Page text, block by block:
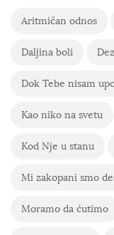
Aritmičan odnos
Daljina boli
Dok Tebe nisam
Kao niko na svetu
Kod Nje u stanu
Mi zakopani smo
Moramo da ćutimo